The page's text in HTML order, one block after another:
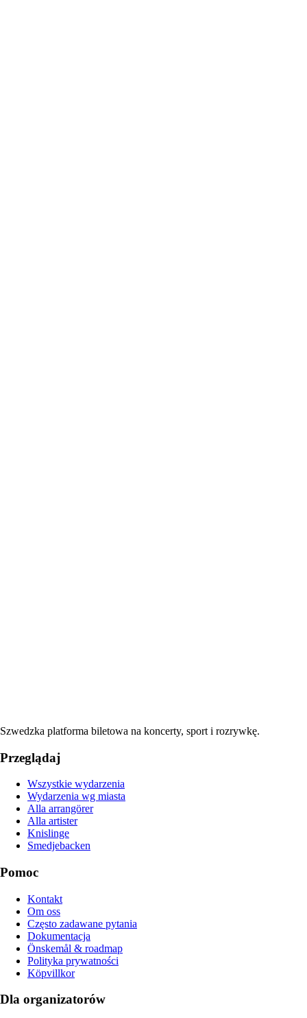
Szwedzka platforma biletowa na koncerty, sport i rozrywkę.
Przeglądaj
Wszystkie wydarzenia
Wydarzenia wg miasta
Alla arrangörer
Alla artister
Knislinge
Smedjebacken
Pomoc
Kontakt
Om oss
Często zadawane pytania
Dokumentacja
Önskemål & roadmap
Polityka prywatności
Köpvillkor
Dla organizatorów